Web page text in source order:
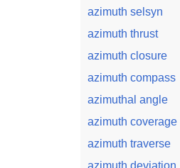
azimuth selsyn
azimuth thrust
azimuth closure
azimuth compass
azimuthal angle
azimuth coverage
azimuth traverse
azimuth deviation